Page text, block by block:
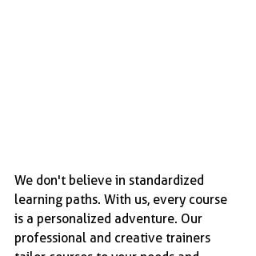
We don't believe in standardized
learning paths. With us, every course
is a personalized adventure. Our
professional and creative trainers